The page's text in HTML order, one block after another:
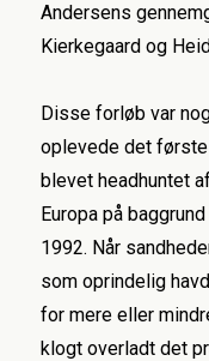
Andersens
Kierkegaard og
Disse forløb var
oplevede det
blevet headhuntet
Europa på
1992. Når
som oprindelig
for mere eller
klogt overladt det